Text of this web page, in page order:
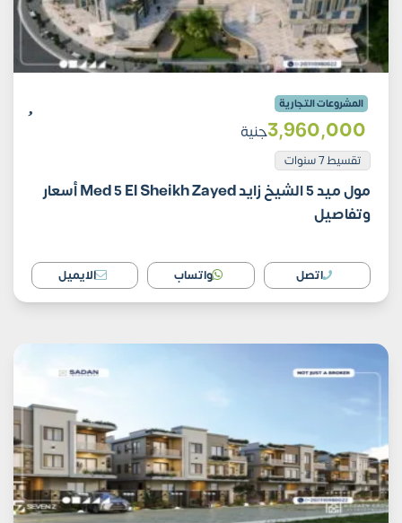
المشروعات التجارية
3٬960٬000جنية
تقسيط 7 سنوات
مول ميد 5 الشيخ زايد Med 5 El Sheikh Zayed أسعار
وتفاصيل
اتصل واتساب الايميل